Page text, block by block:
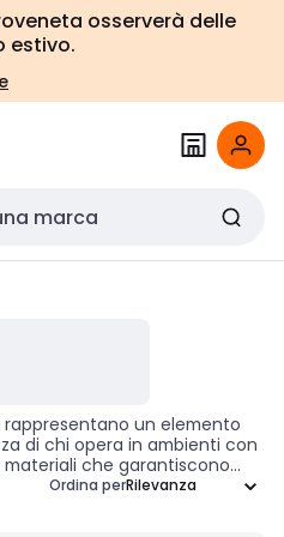
osserverà delle
estivo.
rappresentano un elemento
di chi opera in ambienti con
che garantiscono
le scosse elettriche, questi
Ordina per